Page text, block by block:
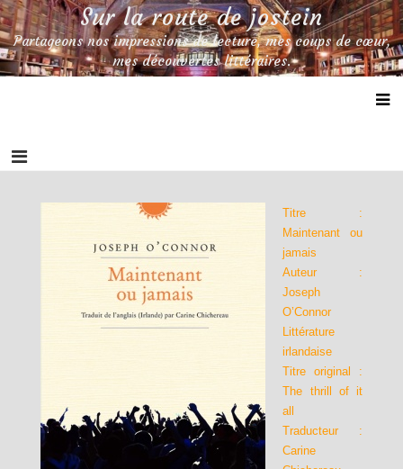
Skip
to
content
Sur la route de jostein
Partageons nos impressions de lecture, mes coups de cœur,
mes découvertes littéraires.
Titre :
Maintenant ou
jamais
Auteur :
Joseph
O’Connor
Littérature
irlandaise
Titre original :
The thrill of it
all
Traducteur :
Carine